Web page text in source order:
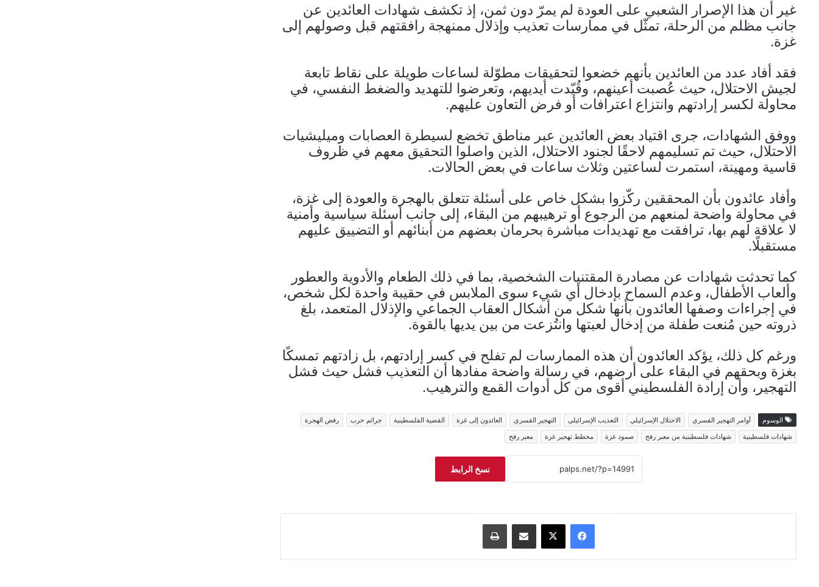
غير أن هذا الإصرار الشعبي على العودة لم يمرّ دون ثمن، إذ تكشف شهادات العائدين عن
جانب مظلم من الرحلة، تمثّل في ممارسات تعذيب وإذلال ممنهجة رافقتهم قبل وصولهم إلى
غزة.
فقد أفاد عدد من العائدين بأنهم خضعوا لتحقيقات مطوّلة لساعات طويلة على نقاط تابعة
لجيش الاحتلال، حيث عُصبت أعينهم، وقُيّدت أيديهم، وتعرضوا للتهديد والضغط النفسي، في
محاولة لكسر إرادتهم وانتزاع اعترافات أو فرض التعاون عليهم.
ووفق الشهادات، جرى اقتياد بعض العائدين عبر مناطق تخضع لسيطرة العصابات وميليشيات
الاحتلال، حيث تم تسليمهم لاحقًا لجنود الاحتلال، الذين واصلوا التحقيق معهم في ظروف
قاسية ومهينة، استمرت لساعتين وثلاث ساعات في بعض الحالات.
وأفاد عائدون بأن المحققين ركّزوا بشكل خاص على أسئلة تتعلق بالهجرة والعودة إلى غزة،
في محاولة واضحة لمنعهم من الرجوع أو ترهيبهم من البقاء، إلى جانب أسئلة سياسية وأمنية
لا علاقة لهم بها، ترافقت مع تهديدات مباشرة بحرمان بعضهم من أبنائهم أو التضييق عليهم
مستقبلًا.
كما تحدثت شهادات عن مصادرة المقتنيات الشخصية، بما في ذلك الطعام والأدوية والعطور
وألعاب الأطفال، وعدم السماح بإدخال أي شيء سوى الملابس في حقيبة واحدة لكل شخص،
في إجراءات وصفها العائدون بأنها شكل من أشكال العقاب الجماعي والإذلال المتعمد، بلغ
ذروته حين مُنعت طفلة من إدخال لعبتها وانتُزعت من بين يديها بالقوة.
ورغم كل ذلك، يؤكد العائدون أن هذه الممارسات لم تفلح في كسر إرادتهم، بل زادتهم تمسكًا
بغزة وبحقهم في البقاء على أرضهم، في رسالة واضحة مفادها أن التعذيب فشل حيث فشل
التهجير، وأن إرادة الفلسطيني أقوى من كل أدوات القمع والترهيب.
الوسوم أوامر التهجير القسري الاحتلال الإسرائيلي التعذيب الإسرائيلي التهجير القسري العائدون إلى غزة القضية الفلسطينية جرائم حرب
رفض الهجرة
شهادات فلسطينية
شهادات فلسطينية من معبر رفح صمود غزة مخطط تهجير غزة معبر رفح
نسخ الرابط
فيسبوك ‫X مشاركة عبر البريد طباعة